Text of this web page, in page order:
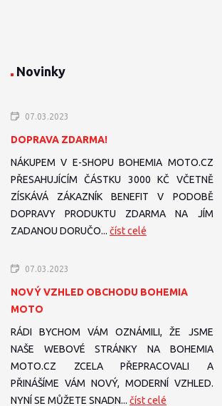
Novinky
07.03.2023
DOPRAVA ZDARMA!
NÁKUPEM V E-SHOPU BOHEMIA MOTO.CZ
PŘESAHUJÍCÍM ČÁSTKU 3000 KČ VČETNĚ
ZÍSKÁVÁ ZÁKAZNÍK BENEFIT V PODOBĚ
DOPRAVY PRODUKTU ZDARMA NA JÍM
ZADANOU DORUČO... číst celé
07.03.2023
NOVÝ VZHLED OBCHODU BOHEMIA
MOTO
RÁDI BYCHOM VÁM OZNÁMILI, ŽE JSME
NAŠE WEBOVÉ STRÁNKY NA BOHEMIA
MOTO.CZ ZCELA PŘEPRACOVALI A
PŘINÁŠÍME VÁM NOVÝ, MODERNÍ VZHLED.
NYNÍ SE MŮŽETE SNADN... číst celé